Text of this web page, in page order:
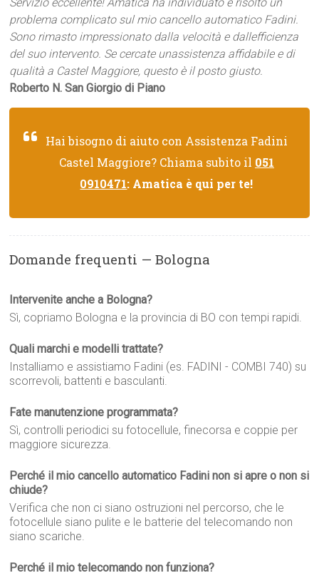
problema complicato sul mio cancello automatico Fadini.
Sono rimasto impressionato dalla velocità e dallefficienza
del suo intervento. Se cercate unassistenza affidabile e di
qualità a Castel Maggiore, questo è il posto giusto.
Roberto N. San Giorgio di Piano
Hai bisogno di aiuto con Assistenza Fadini
Castel Maggiore? Chiama subito il 051
0910471: Amatica è qui per te!
Domande frequenti — Bologna
Intervenite anche a Bologna?
Sì, copriamo Bologna e la provincia di BO con tempi rapidi.
Quali marchi e modelli trattate?
Installiamo e assistiamo Fadini (es. FADINI - COMBI 740) su
scorrevoli, battenti e basculanti.
Fate manutenzione programmata?
Sì, controlli periodici su fotocellule, finecorsa e coppie per
maggiore sicurezza.
Perché il mio cancello automatico Fadini non si apre o non si
chiude?
Verifica che non ci siano ostruzioni nel percorso, che le
fotocellule siano pulite e le batterie del telecomando non
siano scariche.
Perché il mio telecomando non funziona?